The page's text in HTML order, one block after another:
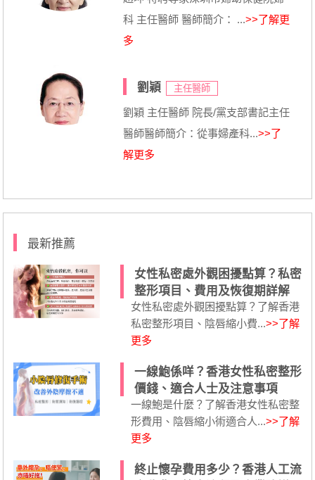
科 主任醫師 醫師簡介： ...>>了解更
多
劉穎 主任醫師
劉穎 主任醫師 院長/黨支部書記主任
醫師醫師簡介：從事婦產科...>>了
解更多
最新推薦
女性私密處外觀困擾點算？私密
整形項目、費用及恢復期詳解
女性私密處外觀困擾點算？了解香港
私密整形項目、陰唇縮小費...>>了解
更多
一線鮑係咩？香港女性私密整形
價錢、適合人士及注意事項
一線鮑是什麼？了解香港女性私密整
形費用、陰唇縮小術適合人...>>了解
更多
終止懷孕費用多少？香港人工流